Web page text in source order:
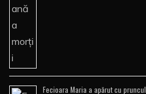
Fecioara Maria a apărut cu